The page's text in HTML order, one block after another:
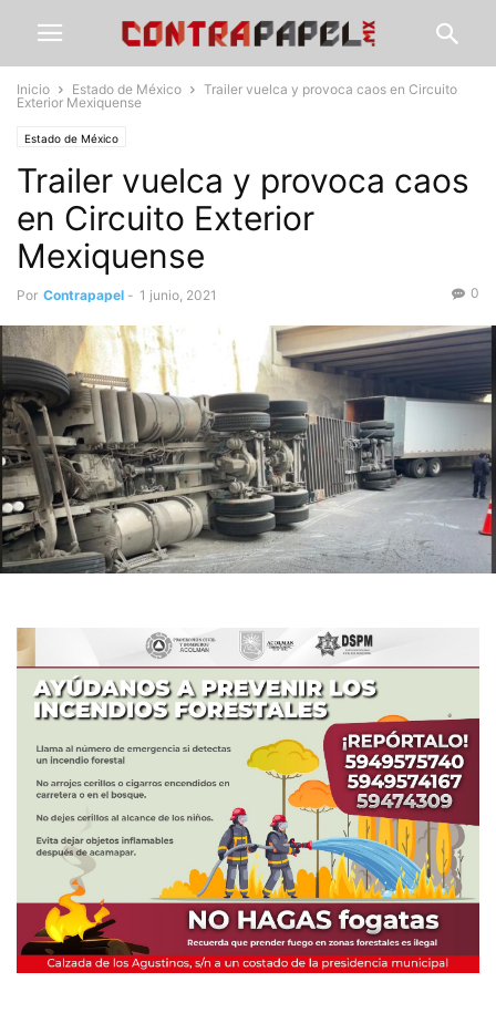
Inicio Estado de México
Trailer vuelca y provoca caos en Circuito
Exterior Mexiquense
Estado de México
Trailer vuelca y provoca caos
en Circuito Exterior
Mexiquense
Por Contrapapel - 1 junio, 2021 0